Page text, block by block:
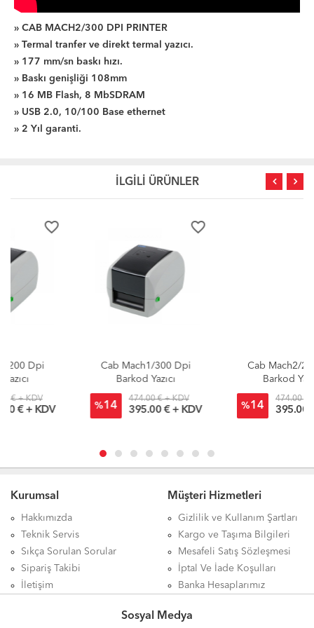
» CAB MACH2/300 DPI PRINTER
» Termal tranfer ve direkt termal yazıcı.
» 177 mm/sn baskı hızı.
» Baskı genişliği 108mm
» 16 MB Flash, 8 MbSDRAM
» USB 2.0, 10/100 Base ethernet
» 2 Yıl garanti.
İLGİLİ ÜRÜNLER
Cab Mach1/300 Dpi
%14
474.00 € + KDV
395.00 € + KDV
Cab Mach2/200 Dpi
%14
474.00 € + KDV
395.00 € + KDV
Kurumsal
Hakkımızda
Teknik Servis
Sıkça Sorulan Sorular
Sipariş Takibi
İletişim
Müşteri Hizmetleri
Gizlilik ve Kullanım Şartları
Kargo ve Taşıma Bilgileri
Mesafeli Satış Sözleşmesi
İptal Ve İade Koşulları
Banka Hesaplarımız
Sosyal Medya